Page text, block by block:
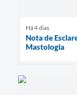
Há 4 dias
Nota de
Mastologia